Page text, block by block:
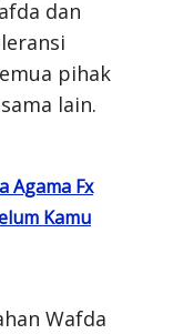
dan
pihak
lain.
Agama Fx
Kamu
Wafda